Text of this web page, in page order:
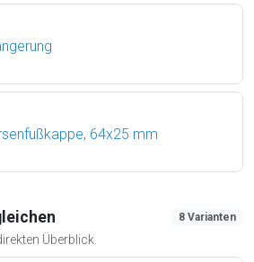
64x25 mm
Überblick.
8 Varianten